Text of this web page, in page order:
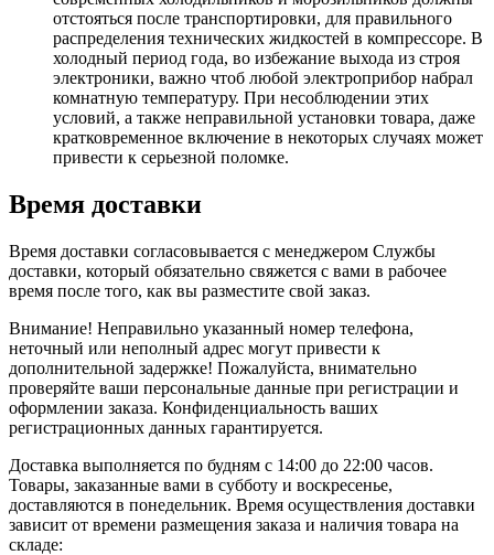
отстояться после транспортировки, для правильного
распределения технических жидкостей в компрессоре. В
холодный период года, во избежание выхода из строя
электроники, важно чтоб любой электроприбор набрал
комнатную температуру. При несоблюдении этих
условий, а также неправильной установки товара, даже
кратковременное включение в некоторых случаях может
привести к серьезной поломке.
Время доставки
Время доставки согласовывается с менеджером Службы
доставки, который обязательно свяжется с вами в рабочее
время после того, как вы разместите свой заказ.
Внимание! Неправильно указанный номер телефона,
неточный или неполный адрес могут привести к
дополнительной задержке! Пожалуйста, внимательно
проверяйте ваши персональные данные при регистрации и
оформлении заказа. Конфиденциальность ваших
регистрационных данных гарантируется.
Доставка выполняется по будням с 14:00 до 22:00 часов.
Товары, заказанные вами в субботу и воскресенье,
доставляются в понедельник. Время осуществления доставки
зависит от времени размещения заказа и наличия товара на
складе: